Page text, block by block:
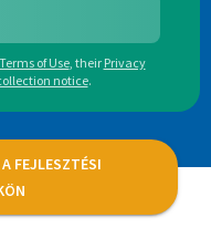
of Use, their Privacy
notice.
FEJLESZTÉSI